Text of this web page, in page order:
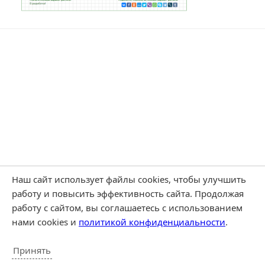
Наш сайт использует файлы cookies, чтобы улучшить
работу и повысить эффективность сайта. Продолжая
работу с сайтом, вы соглашаетесь с использованием
нами cookies и политикой конфиденциальности.
Принять